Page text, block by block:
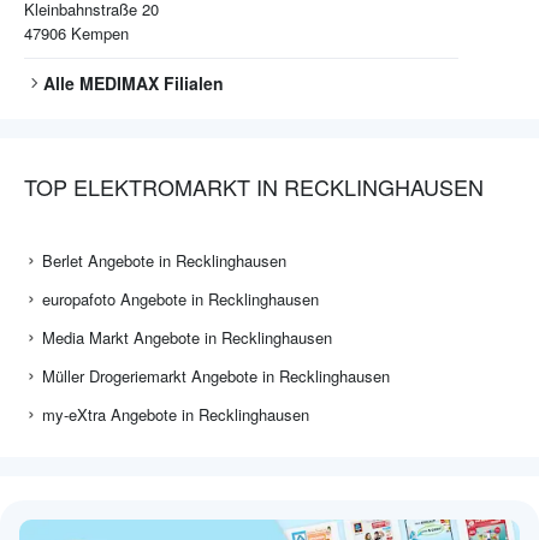
Kleinbahnstraße 20
47906 Kempen
Alle MEDIMAX Filialen
TOP ELEKTROMARKT IN RECKLINGHAUSEN
Berlet Angebote in Recklinghausen
europafoto Angebote in Recklinghausen
Media Markt Angebote in Recklinghausen
Müller Drogeriemarkt Angebote in Recklinghausen
my-eXtra Angebote in Recklinghausen